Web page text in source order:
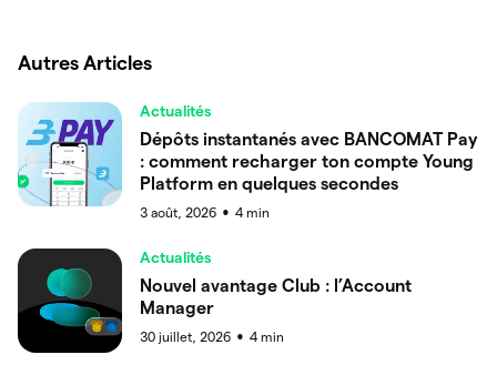
Autres Articles
Actualités
Dépôts instantanés avec BANCOMAT Pay
: comment recharger ton compte Young
Platform en quelques secondes
3 août, 2026 ● 4 min
Actualités
Nouvel avantage Club : l’Account
Manager
30 juillet, 2026 ● 4 min